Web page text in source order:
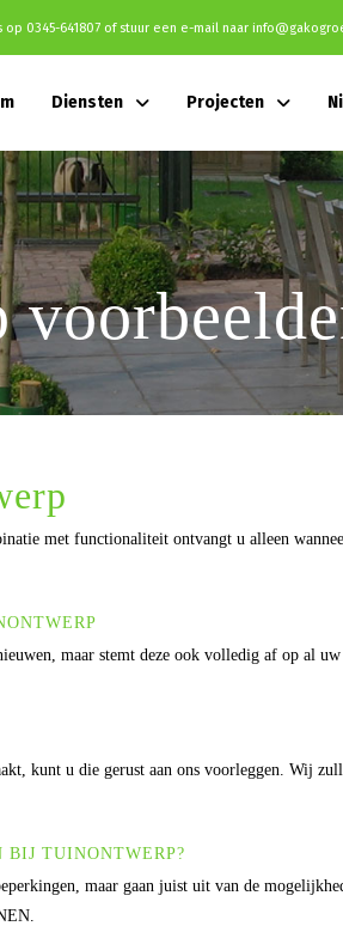
op 0345-641807 of stuur een e-mail naar
Diensten Projecten
met functionaliteit ontvangt u alleen
maar stemt deze ook volledig af op al
kunt u die gerust aan ons voorleggen. Wij
BIJ TUINONTWERP?
maar gaan juist uit van de